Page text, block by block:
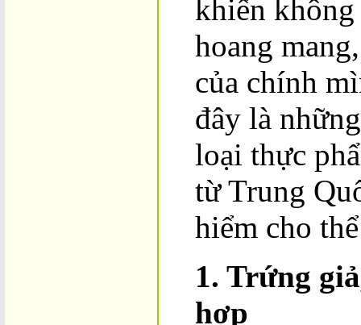
khiến
hoang
của chính
đây là
loại thực
từ Trung
hiểm cho
1. Trứng
hợp